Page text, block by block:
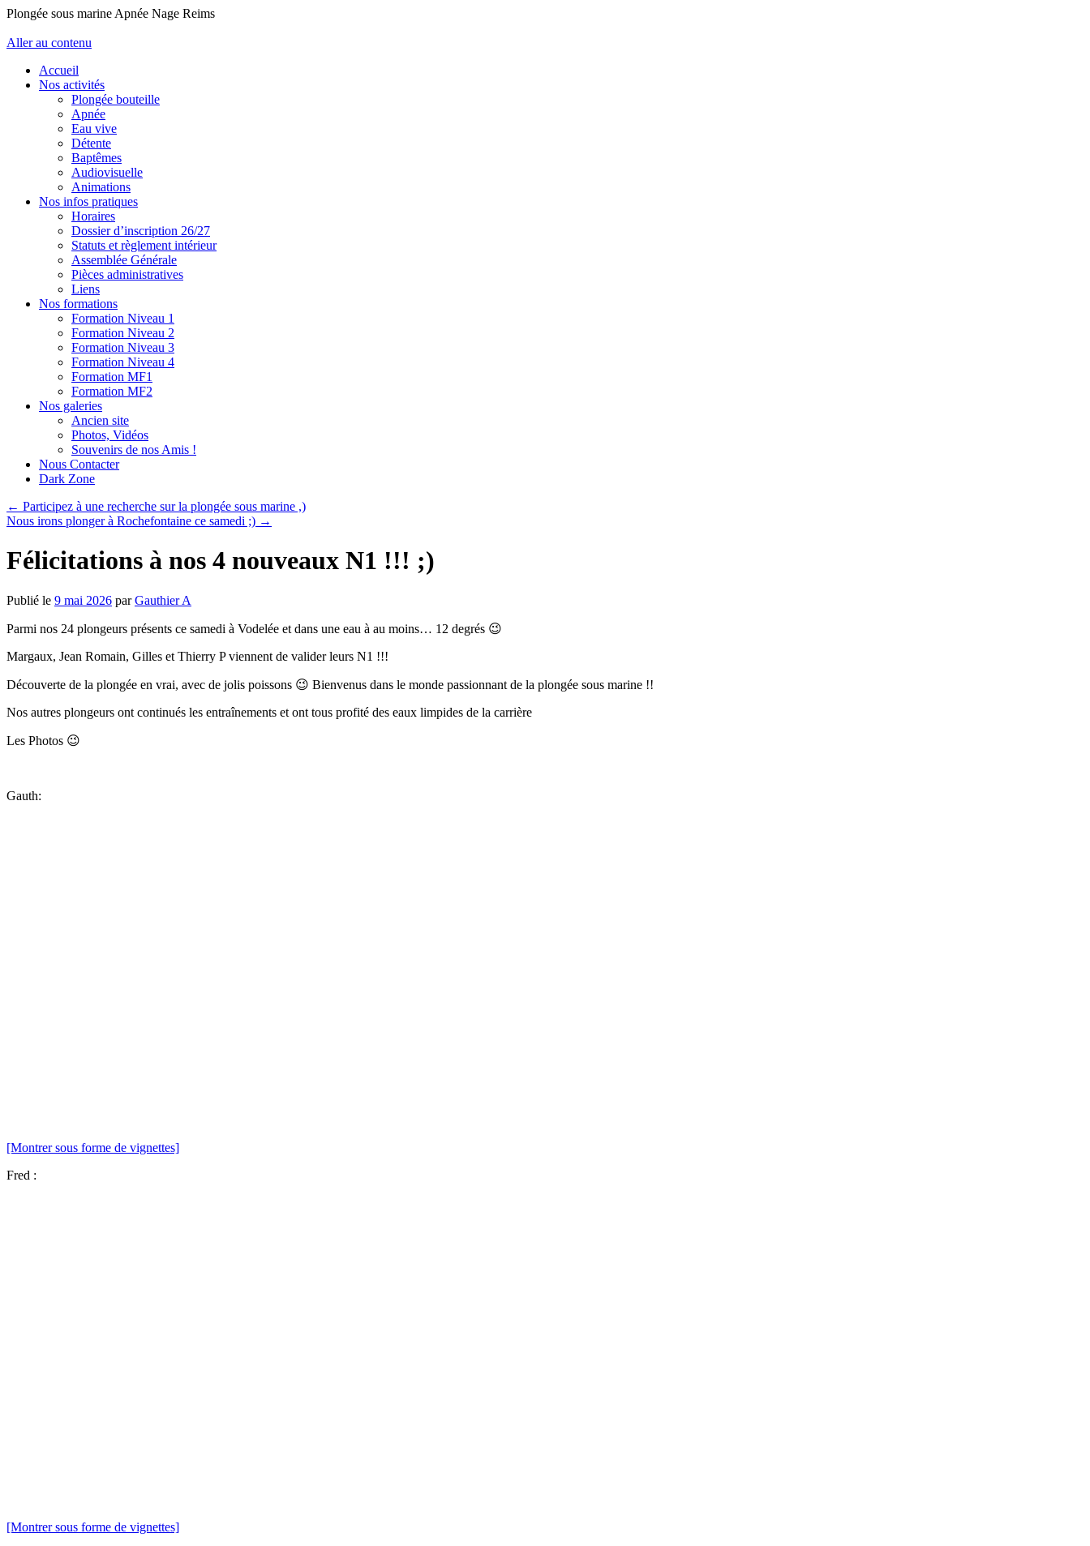
Plongée sous marine Apnée Nage Reims
Aller au contenu
Accueil
Nos activités
Plongée bouteille
Apnée
Eau vive
Détente
Baptêmes
Audiovisuelle
Animations
Nos infos pratiques
Horaires
Dossier d’inscription 26/27
Statuts et règlement intérieur
Assemblée Générale
Pièces administratives
Liens
Nos formations
Formation Niveau 1
Formation Niveau 2
Formation Niveau 3
Formation Niveau 4
Formation MF1
Formation MF2
Nos galeries
Ancien site
Photos, Vidéos
Souvenirs de nos Amis !
Nous Contacter
Dark Zone
← Participez à une recherche sur la plongée sous marine ,)
Nous irons plonger à Rochefontaine ce samedi ;) →
Félicitations à nos 4 nouveaux N1 !!! ;)
Publié le 9 mai 2026 par Gauthier A
Parmi nos 24 plongeurs présents ce samedi à Vodelée et dans une eau à au moins… 12 degrés 😉
Margaux, Jean Romain, Gilles et Thierry P viennent de valider leurs N1 !!!
Découverte de la plongée en vrai, avec de jolis poissons 😉 Bienvenus dans le monde passionnant de la plongée sous marine !!
Nos autres plongeurs ont continués les entraînements et ont tous profité des eaux limpides de la carrière
Les Photos 😉
Gauth:
[Montrer sous forme de vignettes]
Fred :
[Montrer sous forme de vignettes]